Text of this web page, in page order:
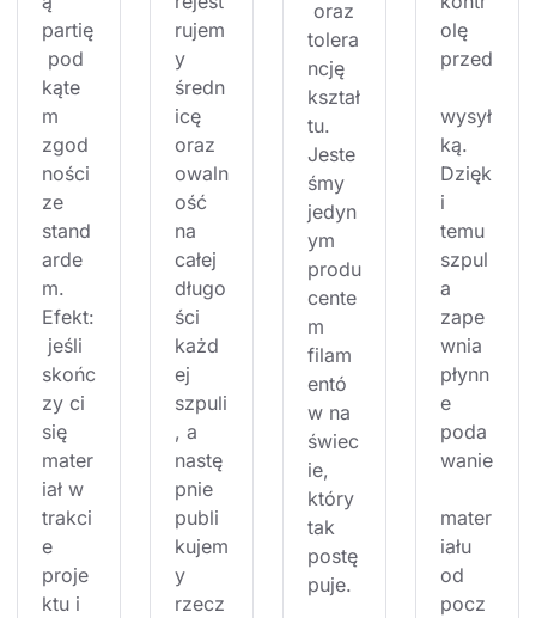
partię
pod
kąte
m
zgod
ności
ze
stand
arde
m.
Efekt:
jeśli
skońc
zy ci
się
mater
iał w
trakci
e
proje
ktu i
rujem
y
średn
icę
oraz
owaln
ość
na
całej
długo
ści
każd
ej
szpuli
, a
nastę
pnie
publi
kujem
y
rzecz
oraz
tolera
ncję
kształ
tu.
Jeste
śmy
jedyn
ym
produ
cente
m
filam
entó
w na
świec
ie,
który
tak
postę
puje.
olę
przed
wysył
ką.
Dzięk
i
temu
szpul
a
zape
wnia
płynn
e
poda
wanie
mater
iału
od
pocz